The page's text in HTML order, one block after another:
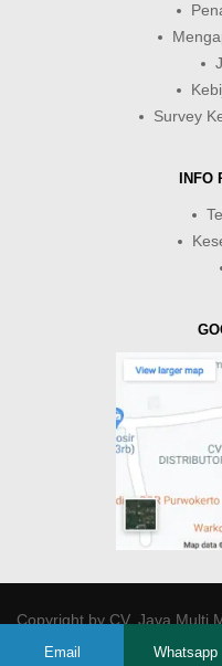
Survey
INFO
Copyright byCV. Java Multi
Email Whatsapp